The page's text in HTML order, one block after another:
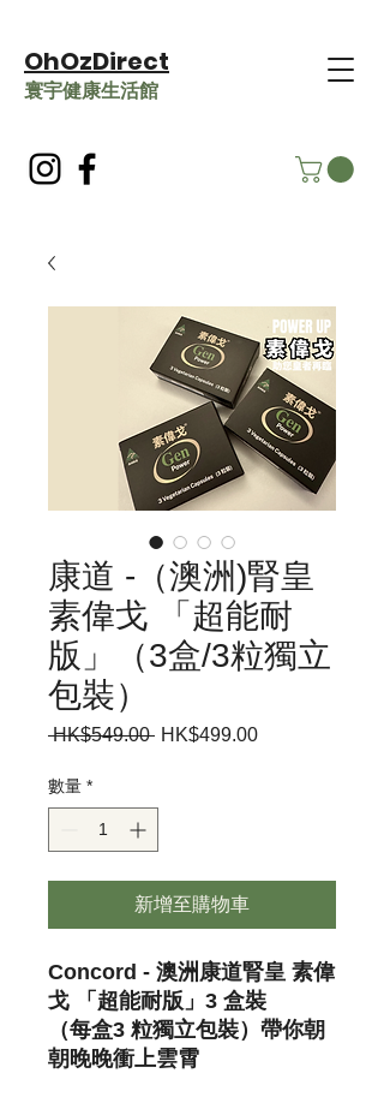
OhOzDirect
​寰宇健康生活館
康道 -（澳洲)腎皇
素偉戈 「超能耐
版」（3盒/3粒獨立
包裝）
HK$549.00 一
格
HK$499.00促
數量 *
新增至購物車
Concord - 澳洲康道腎皇 素偉
戈 「超能耐版」3 盒裝
（每盒3 粒獨立包裝）帶你朝
朝晚晚衝上雲霄